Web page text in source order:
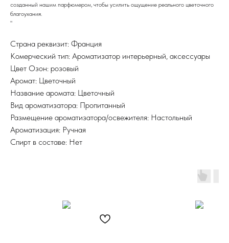
созданный нашим парфюмером, чтобы усилить ощущение реального цветочного
благоухания.
"
Страна реквизит: Франция
Комерческий тип: Ароматизатор интерьерный, аксессуары
Цвет Озон: розовый
Аромат: Цветочный
Название аромата: Цветочный
Вид ароматизатора: Пропитанный
Размещение ароматизатора/освежителя: Настольный
Ароматизация: Ручная
Спирт в составе: Нет